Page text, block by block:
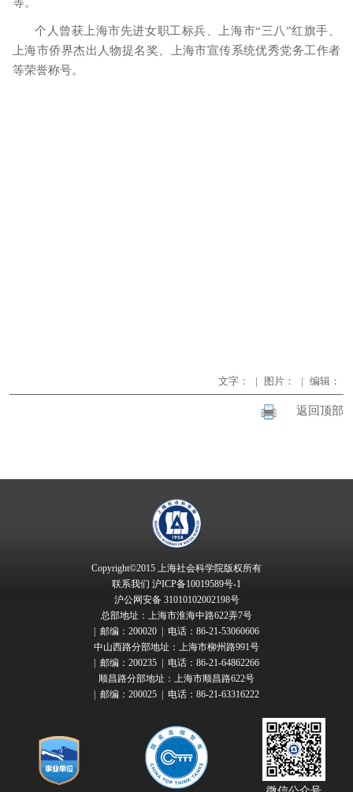
等。
个人曾获上海市先进女职工标兵、上海市“三八”红旗手、
上海市侨界杰出人物提名奖、上海市宣传系统优秀党务工作者
等荣誉称号。
文字： | 图片： | 编辑：
返回顶部
Copyright©2015 上海社会科学院版权所有
联系我们 沪ICP备10019589号-1
沪公网安备 31010102002198号
总部地址：上海市淮海中路622弄7号
| 邮编：200020 | 电话：86-21-53060606
中山西路分部地址：上海市柳州路991号
| 邮编：200235 | 电话：86-21-64862266
顺昌路分部地址：上海市顺昌路622号
| 邮编：200025 | 电话：86-21-63316222